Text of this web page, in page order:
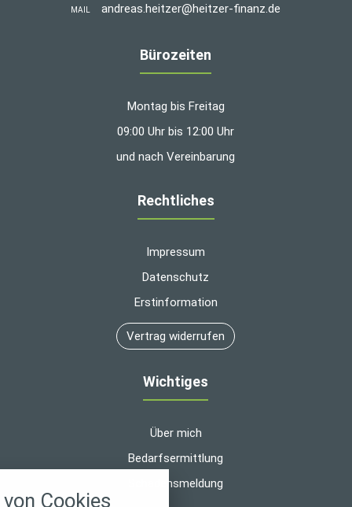
MAIL andreas.heitzer@heitzer-finanz.de
Bürozeiten
Montag bis Freitag
09:00 Uhr bis 12:00 Uhr
und nach Vereinbarung
Rechtliches
Impressum
Datenschutz
Erstinformation
Vertrag widerrufen
Wichtiges
Über mich
Bedarfsermittlung
Schadensmeldung
Cookies
alle verwendeten Cookies und